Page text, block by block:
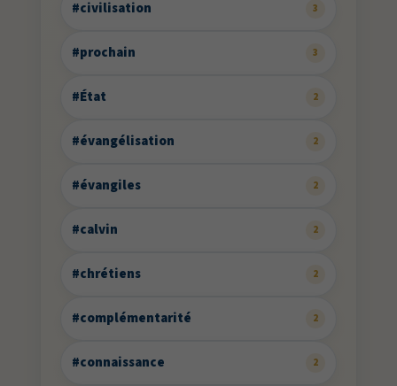
#civilisation 3
#prochain 3
#État 2
#évangélisation 2
#évangiles 2
#calvin 2
#chrétiens 2
#complémentarité 2
#connaissance 2